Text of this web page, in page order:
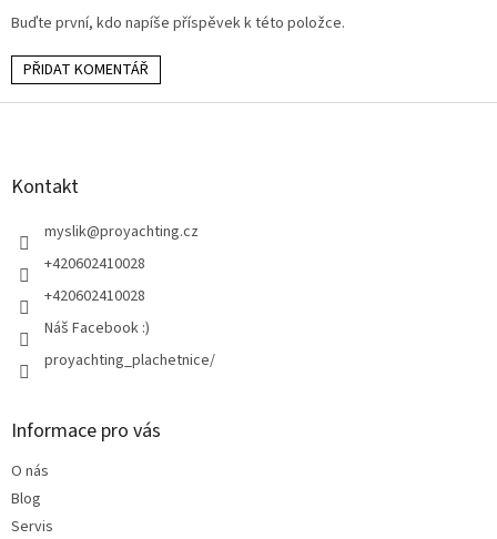
Buďte první, kdo napíše příspěvek k této položce.
PŘIDAT KOMENTÁŘ
Z
Kontakt
myslik@proyachting.cz
+420602410028
+420602410028
Náš Facebook :)
proyachting_plachetnice/
Informace pro vás
O nás
Blog
Servis